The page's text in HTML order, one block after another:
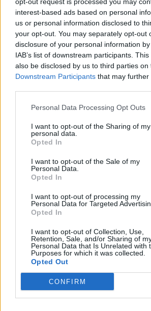
interest-based ads based on personal
us or personal information disclosed to
your opt-out. You may separately opt-out
disclosure of your personal information
IAB’s list of downstream participants.
also be disclosed by us to third parties on
Downstream Participants that may
Personal Data Processing Opt Outs
I want to opt-out of the Sharing of my
personal data.
Opted In
I want to opt-out of the Sale of my
Personal Data.
Opted In
I want to opt-out of processing my
Personal Data for Targeted
Opted In
I want to opt-out of Collection, Use,
Retention, Sale, and/or Sharing of
Personal Data that Is Unrelated with
Purposes for which it was collected.
Opted Out
CONFIRM
23-33.
Weboldal:
Bemutatkozás: Az ország legnagyobb
jogfolytonosan működő magyar
óriási tapasztalatával, szakmai
megbízhatóságával hagyományosan a
műkereskedelem meghatározó
műkereskedelem egyik legfontosabb
műkereskedelmi üzlethálózatával
felkészült munkatársai a hét hat napján
GALÉRIA TOVÁBBI MŰTÁRGYAI
KAPCSOLÓDÓ MŰTÁRGYAK